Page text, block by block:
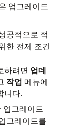
업그레이드
공적으로 적
한 전제 조건
하려면 업데
작업 메뉴에
니다.
업그레이드
그레이드를